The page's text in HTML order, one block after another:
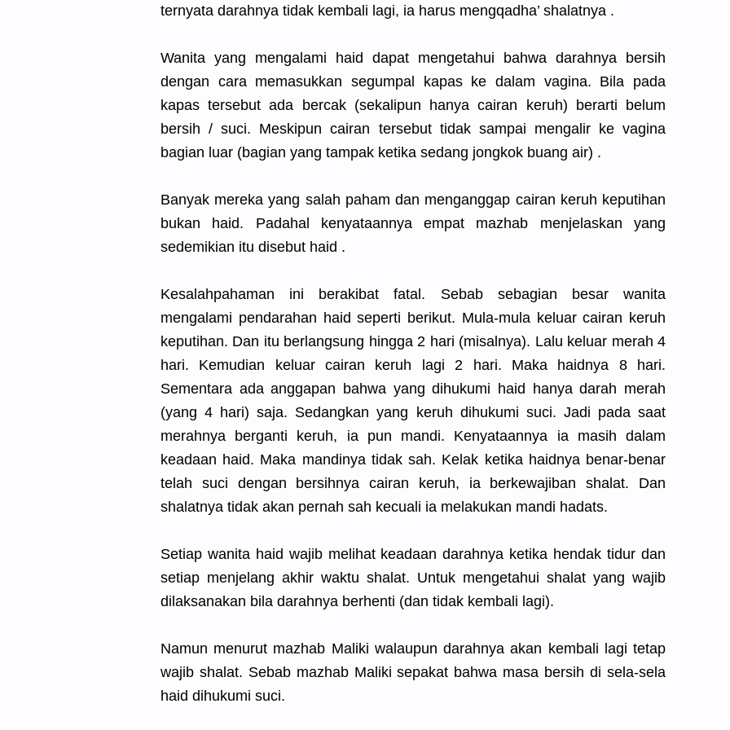
ternyata darahnya tidak kembali lagi, ia harus mengqadha’ shalatnya .
Wanita yang mengalami haid dapat mengetahui bahwa darahnya bersih
dengan cara memasukkan segumpal kapas ke dalam vagina. Bila pada
kapas tersebut ada bercak (sekalipun hanya cairan keruh) berarti belum
bersih / suci. Meskipun cairan tersebut tidak sampai mengalir ke vagina
bagian luar (bagian yang tampak ketika sedang jongkok buang air) .
Banyak mereka yang salah paham dan menganggap cairan keruh keputihan
bukan haid. Padahal kenyataannya empat mazhab menjelaskan yang
sedemikian itu disebut haid .
Kesalahpahaman ini berakibat fatal. Sebab sebagian besar wanita
mengalami pendarahan haid seperti berikut. Mula-mula keluar cairan keruh
keputihan. Dan itu berlangsung hingga 2 hari (misalnya). Lalu keluar merah 4
hari. Kemudian keluar cairan keruh lagi 2 hari. Maka haidnya 8 hari.
Sementara ada anggapan bahwa yang dihukumi haid hanya darah merah
(yang 4 hari) saja. Sedangkan yang keruh dihukumi suci. Jadi pada saat
merahnya berganti keruh, ia pun mandi. Kenyataannya ia masih dalam
keadaan haid. Maka mandinya tidak sah. Kelak ketika haidnya benar-benar
telah suci dengan bersihnya cairan keruh, ia berkewajiban shalat. Dan
shalatnya tidak akan pernah sah kecuali ia melakukan mandi hadats.
Setiap wanita haid wajib melihat keadaan darahnya ketika hendak tidur dan
setiap menjelang akhir waktu shalat. Untuk mengetahui shalat yang wajib
dilaksanakan bila darahnya berhenti (dan tidak kembali lagi).
Namun menurut mazhab Maliki walaupun darahnya akan kembali lagi tetap
wajib shalat. Sebab mazhab Maliki sepakat bahwa masa bersih di sela-sela
haid dihukumi suci.